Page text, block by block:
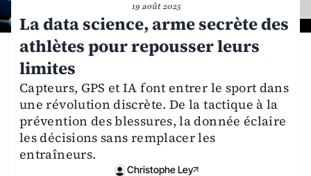
19 août 2025
La data science, arme secrète des
athlètes pour repousser leurs
limites
Capteurs, GPS et IA font entrer le sport dans
une révolution discrète. De la tactique à la
prévention des blessures, la donnée éclaire
les décisions sans remplacer les
entraîneurs.
Christophe Ley